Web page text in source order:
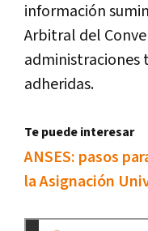
información
Arbitral del
administraciones
adheridas.
Te puede interesar
ANSES: pasos
la Asignación